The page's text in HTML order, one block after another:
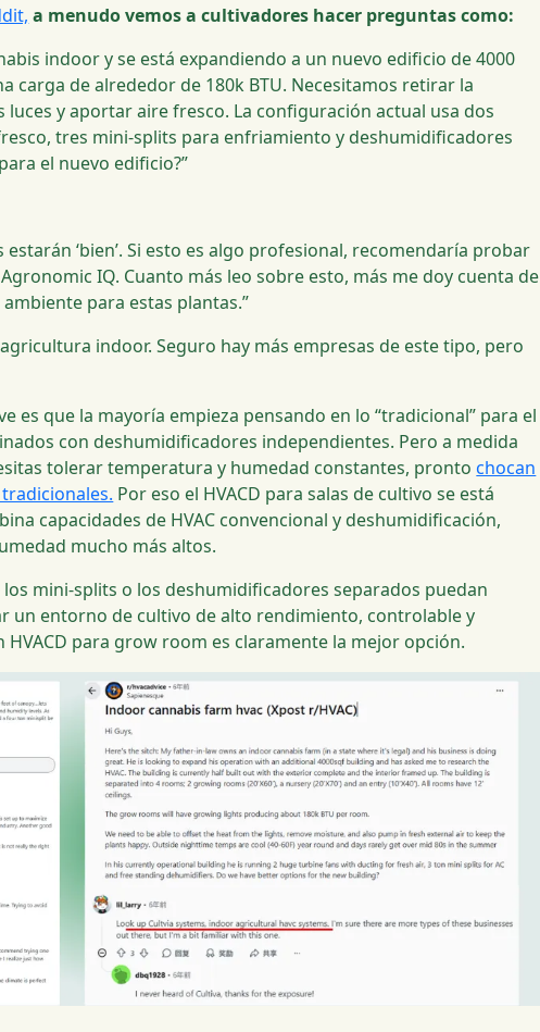
a menudo vemos a cultivadores hacer preguntas como:
indoor y se está expandiendo a un nuevo edificio de 4000
carga de alrededor de 180k BTU. Necesitamos retirar la
luces y aportar aire fresco. La configuración actual usa dos
tres mini-splits para enfriamiento y deshumidificadores
el nuevo edificio?”
estarán ‘bien’. Si esto es algo profesional, recomendaría probar
IQ. Cuanto más leo sobre esto, más me doy cuenta de
para estas plantas.”
agricultura indoor. Seguro hay más empresas de este tipo, pero
es que la mayoría empieza pensando en lo “tradicional” para el
con deshumidificadores independientes. Pero a medida
tolerar temperatura y humedad constantes, prontochocan
Por eso el HVACD para salas de cultivo se está
capacidades de HVAC convencional y deshumidificación,
mucho más altos.
mini-splits o los deshumidificadores separados puedan
un entorno de cultivo de alto rendimiento, controlable y
para grow room es claramente la mejor opción.